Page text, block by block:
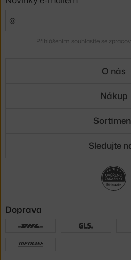
Přihlášením souhlasíte se
O nás
Nákup
Sledujte
Doprava